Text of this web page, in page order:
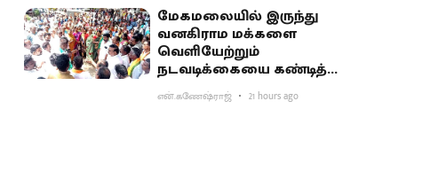
மேகமலையில் இருந்து
வனகிராம மக்களை
வெளியேற்றும்
நடவடிக்கையை கண்டித்து
ஆர்ப்பாட்டம்
என்.கணேஷ்ராஜ் 21 hours ago